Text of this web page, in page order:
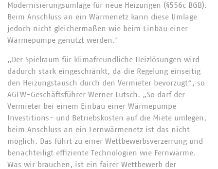
Modernisierungsumlage für neue Heizungen (§556c BGB).
Beim Anschluss an ein Wärmenetz kann diese Umlage
jedoch nicht gleichermaßen wie beim Einbau einer
Wärmepumpe genutzt werden.‘
„Der Spielraum für klimafreundliche Heizlösungen wird
dadurch stark eingeschränkt, da die Regelung einseitig
den Heizungstausch durch den Vermieter bevorzugt“, so
AGFW-Geschäftsführer Werner Lutsch. „So darf der
Vermieter bei einem Einbau einer Wärmepumpe
Investitions- und Betriebskosten auf die Miete umlegen,
beim Anschluss an ein Fernwärmenetz ist das nicht
möglich. Das führt zu einer Wettbewerbsverzerrung und
benachteiligt effiziente Technologien wie Fernwärme.
Was wir brauchen, ist ein fairer Wettbewerb der